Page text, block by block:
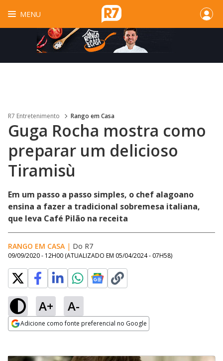
MENU
R7 Entretenimento Rango em Casa
Guga Rocha mostra como
preparar um delicioso
Tiramisù
Em um passo a passo simples, o chef alagoano
ensina a fazer a tradicional sobremesa italiana,
que leva Café Pilão na receita
RANGO EM CASA | Do R7
09/09/2020 - 12H00 (ATUALIZADO EM 05/04/2024 - 07H58)
A+ A-
Adicione como fonte preferencial no Google